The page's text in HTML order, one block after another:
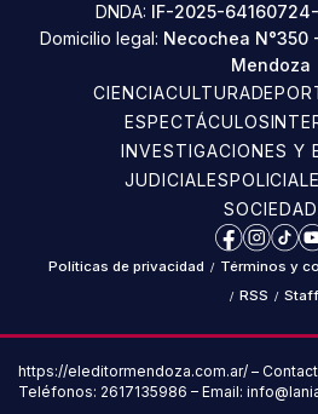
DNDA: IF-2025-
Domicilio legal: Necochea N°350
Mendoza
CIENCIACULTURA
ESPECTÁCULOS
INVESTIGACIONES Y
JUDICIALES
SOCIEDAD
Facebook
Políticas de privacidad / Términos y
/ RSS / Staff
https://eleditormendoza.com.ar/ –
Teléfonos: 2617135986 – Email: